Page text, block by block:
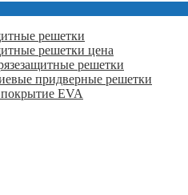
решетки
решетки цена
решетки
придверные решетки
EVA